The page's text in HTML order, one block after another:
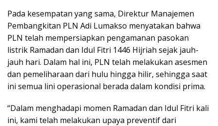
Pada kesempatan yang sama, Direktur Manajemen
Pembangkitan PLN Adi Lumakso menyatakan bahwa
PLN telah mempersiapkan pengamanan pasokan
listrik Ramadan dan Idul Fitri 1446 Hijriah sejak jauh-
jauh hari. Dalam hal ini, PLN telah melakukan asesmen
dan pemeliharaan dari hulu hingga hilir, sehingga saat
ini semua lini operasional berada dalam kondisi prima.
“Dalam menghadapi momen Ramadan dan Idul Fitri kali
ini, kami telah melakukan upaya preventif dari